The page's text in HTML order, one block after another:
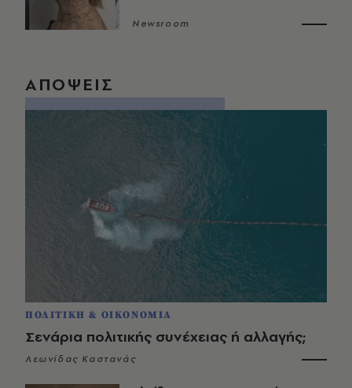
Newsroom
ΑΠΟΨΕΙΣ
ΠΟΛΙΤΙΚΗ & ΟΙΚΟΝΟΜΙΑ
Σενάρια πολιτικής συνέχειας ή αλλαγής;
Λεωνίδας Καστανάς